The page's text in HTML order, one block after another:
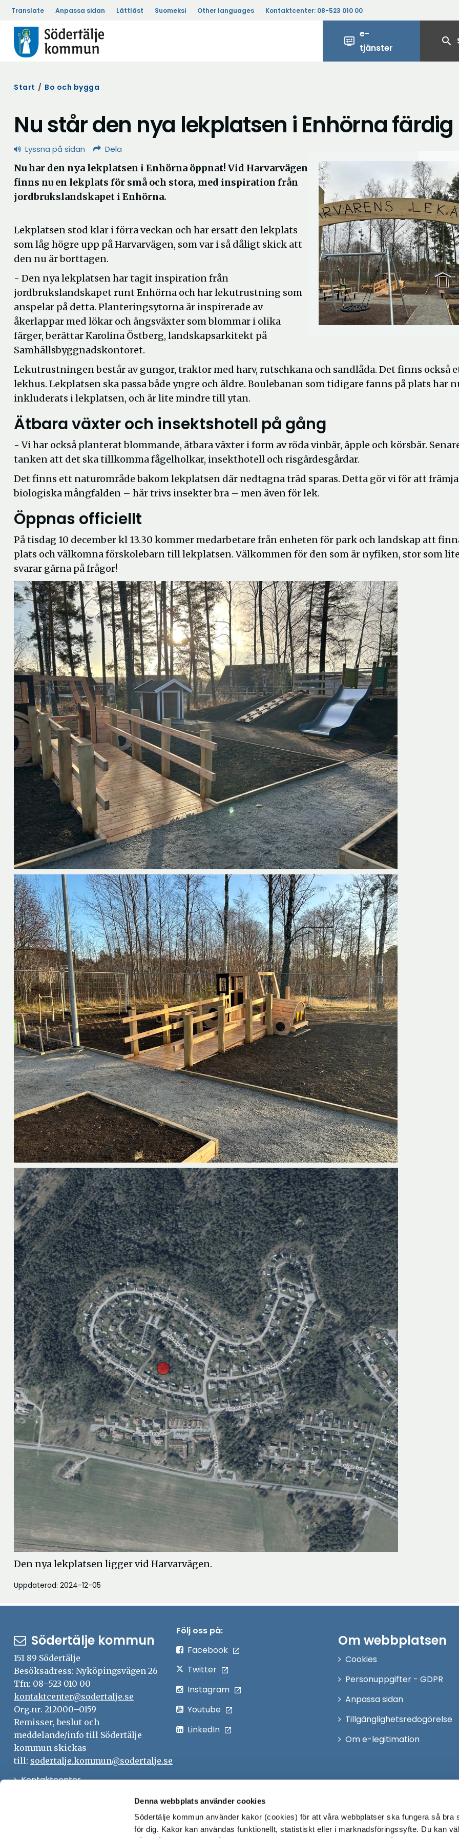
Denna webbplats använder cookies
Södertälje kommun använder kakor (cookies) för att våra webbplatser ska fungera så bra
för dig. Kakor kan användas funktionellt, statistiskt eller i marknadsföringssyfte. Du kan
Translate Anpassa sidan Lättläst Suomeksi Other languages Kontaktcenter: 08-523 010 00
display_settings
e-
tjänster
search
Start / Bo och bygga
Nu står den nya lekplatsen i Enhörna färdig
Lyssna på sidan Dela
Nu har den nya lekplatsen i Enhörna öppnat! Vid Harvarvägen
finns nu en lekplats för små och stora, med inspiration från
jordbrukslandskapet i Enhörna.
Lekplatsen stod klar i förra veckan och har ersatt den lekplats
som låg högre upp på Harvarvägen, som var i så dåligt skick att
den nu är borttagen.
- Den nya lekplatsen har tagit inspiration från
jordbrukslandskapet runt Enhörna och har lekutrustning som
anspelar på detta. Planteringsytorna är inspirerade av
åkerlappar med lökar och ängsväxter som blommar i olika
färger, berättar Karolina Östberg, landskapsarkitekt på
Samhällsbyggnadskontoret.
Lekutrustningen består av gungor, traktor med harv, rutschkana och sandlåda. Det finns också
lekhus. Lekplatsen ska passa både yngre och äldre. Boulebanan som tidigare fanns på plats har
inkluderats i lekplatsen, och är lite mindre till ytan.
Ätbara växter och insektshotell på gång
- Vi har också planterat blommande, ätbara växter i form av röda vinbär, äpple och körsbär.
tanken att det ska tillkomma fågelholkar, insekthotell och risgärdesgårdar.
Det finns ett naturområde bakom lekplatsen där nedtagna träd sparas. Detta gör vi för att
biologiska mångfalden – här trivs insekter bra – men även för lek.
Öppnas officiellt
På tisdag 10 december kl 13.30 kommer medarbetare från enheten för park och landskap att
plats och välkomna förskolebarn till lekplatsen. Välkommen för den som är nyfiken, stor som
svarar gärna på frågor!
Den nya lekplatsen ligger vid Harvarvägen.
Uppdaterad: 2024-12-05
Södertälje kommun
151 89 Södertälje
Besöksadress: Nyköpingsvägen 26
Tfn: 08–523 010 00
kontaktcenter@sodertalje.se
Org.nr. 212000–0159
Remisser, beslut och
meddelande/info till Södertälje
kommun skickas
till: sodertalje.kommun@sodertalje.se
KontaktcenterÖppna
Följ oss på:
Facebook
Twitter
Instagram
Youtube
LinkedIn
Om webbplatsen
Cookies
Personuppgifter - GDPR
Anpassa sidan
Tillgänglighetsredogörelse
Om e-legitimation